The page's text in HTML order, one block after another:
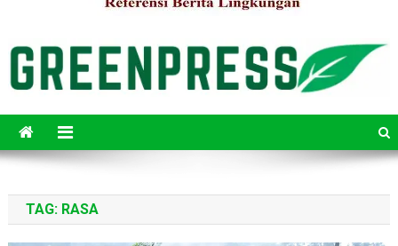
TAG: RASA